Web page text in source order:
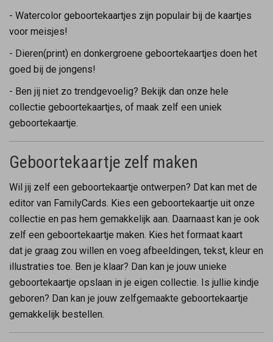
- Watercolor geboortekaartjes zijn populair bij de kaartjes
voor meisjes!
- Dieren(print) en donkergroene geboortekaartjes doen het
goed bij de jongens!
- Ben jij niet zo trendgevoelig? Bekijk dan onze hele
collectie geboortekaartjes, of maak zelf een uniek
geboortekaartje.
Geboortekaartje zelf maken
Wil jij zelf een geboortekaartje ontwerpen? Dat kan met de
editor van FamilyCards. Kies een geboortekaartje uit onze
collectie en pas hem gemakkelijk aan. Daarnaast kan je ook
zelf een geboortekaartje maken. Kies het formaat kaart
dat je graag zou willen en voeg afbeeldingen, tekst, kleur en
illustraties toe. Ben je klaar? Dan kan je jouw unieke
geboortekaartje opslaan in je eigen collectie. Is jullie kindje
geboren? Dan kan je jouw zelfgemaakte geboortekaartje
gemakkelijk bestellen.